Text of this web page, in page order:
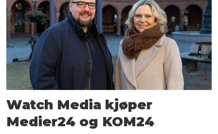
Watch Media kjøper
Medier24 og KOM24